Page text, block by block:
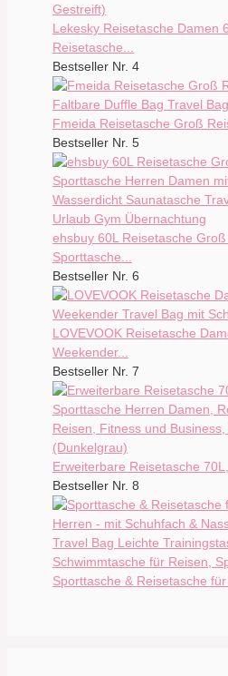
Lekesky Reisetasche Damen
Reisetasche...
Bestseller Nr. 4
Fmeida Reisetasche Groß
Bestseller Nr. 5
ehsbuy 60L Reisetasche
Sporttasche...
Bestseller Nr. 6
LOVEVOOK Reisetasche
Weekender...
Bestseller Nr. 7
Erweiterbare Reisetasche
Bestseller Nr. 8
Sporttasche & Reisetasche